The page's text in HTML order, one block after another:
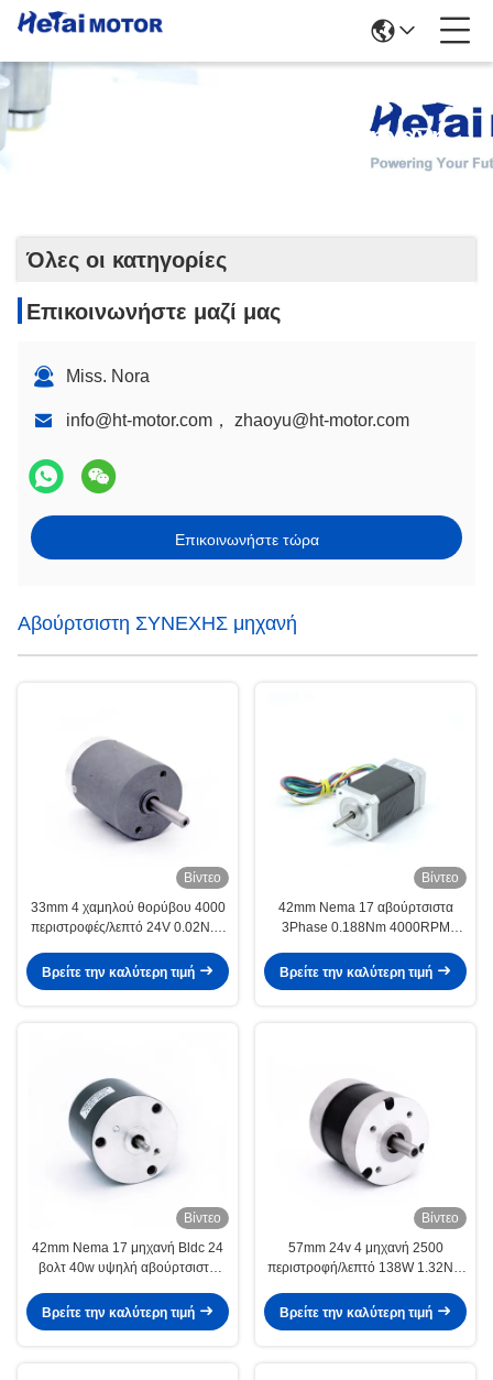
Αβούρτσιστη ΣΥΝΕΧΗΣ Μηχανή
Όλες οι κατηγορίες
Επικοινωνήστε μαζί μας
Miss. Nora
info@ht-motor.com， zhaoyu@ht-motor.com
Επικοινωνήστε τώρα
Αβούρτσιστη ΣΥΝΕΧΗΣ μηχανή
Βίντεο
33mm 4 χαμηλού θορύβου 4000
περιστροφές/λεπτό 24V 0.02N.M
Πολωνών αβούρτσιστες
Βρείτε την καλύτερη τιμή
Βίντεο
42mm Nema 17 αβούρτσιστα
3Phase 0.188Nm 4000RPM
Βρείτε την καλύτερη τιμή
Βίντεο
42mm Nema 17 μηχανή Bldc 24
βολτ 40w υψηλή αβούρτσιστη
ροπής χαμηλή
Βρείτε την καλύτερη τιμή
Βίντεο
57mm 24v 4 μηχανή 2500
περιστροφή/λεπτό 138W 1.32NM
Βρείτε την καλύτερη τιμή